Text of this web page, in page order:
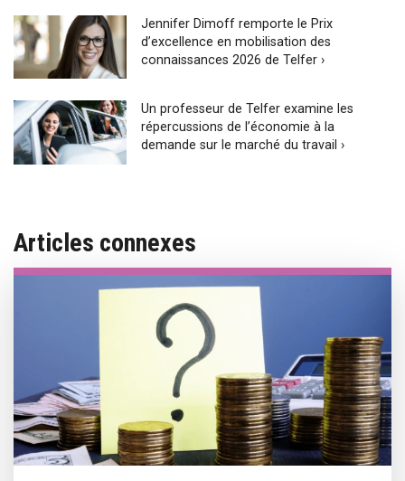
Jennifer Dimoff remporte le Prix
d’excellence en mobilisation des
connaissances 2026 de Telfer ›
Un professeur de Telfer examine les
répercussions de l’économie à la
demande sur le marché du travail ›
Articles connexes